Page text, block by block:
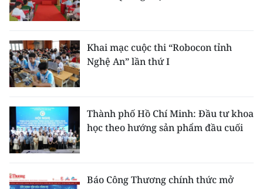
Khai mạc cuộc thi “Robocon tỉnh
Nghệ An” lần thứ I
Thành phố Hồ Chí Minh: Đầu tư khoa
học theo hướng sản phẩm đầu cuối
Báo Công Thương chính thức mở